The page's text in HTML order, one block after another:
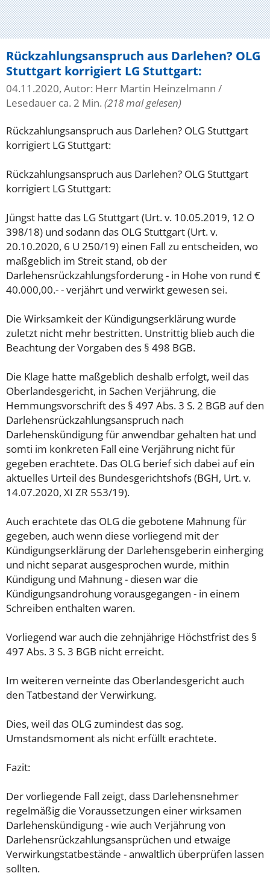
Rückzahlungsanspruch aus Darlehen? OLG
Stuttgart korrigiert LG Stuttgart:
04.11.2020, Autor: Herr Martin Heinzelmann /
Lesedauer ca. 2 Min. (218 mal gelesen)
Rückzahlungsanspruch aus Darlehen? OLG Stuttgart
korrigiert LG Stuttgart:
Rückzahlungsanspruch aus Darlehen? OLG Stuttgart
korrigiert LG Stuttgart:
Jüngst hatte das LG Stuttgart (Urt. v. 10.05.2019, 12 O
398/18) und sodann das OLG Stuttgart (Urt. v.
20.10.2020, 6 U 250/19) einen Fall zu entscheiden, wo
maßgeblich im Streit stand, ob der
Darlehensrückzahlungsforderung - in Hohe von rund €
40.000,00.- - verjährt und verwirkt gewesen sei.
Die Wirksamkeit der Kündigungserklärung wurde
zuletzt nicht mehr bestritten. Unstrittig blieb auch die
Beachtung der Vorgaben des § 498 BGB.
Die Klage hatte maßgeblich deshalb erfolgt, weil das
Oberlandesgericht, in Sachen Verjährung, die
Hemmungsvorschrift des § 497 Abs. 3 S. 2 BGB auf den
Darlehensrückzahlungsanspruch nach
Darlehenskündigung für anwendbar gehalten hat und
somti im konkreten Fall eine Verjährung nicht für
gegeben erachtete. Das OLG berief sich dabei auf ein
aktuelles Urteil des Bundesgerichtshofs (BGH, Urt. v.
14.07.2020, XI ZR 553/19).
Auch erachtete das OLG die gebotene Mahnung für
gegeben, auch wenn diese vorliegend mit der
Kündigungserklärung der Darlehensgeberin einherging
und nicht separat ausgesprochen wurde, mithin
Kündigung und Mahnung - diesen war die
Kündigungsandrohung vorausgegangen - in einem
Schreiben enthalten waren.
Vorliegend war auch die zehnjährige Höchstfrist des §
497 Abs. 3 S. 3 BGB nicht erreicht.
Im weiteren verneinte das Oberlandesgericht auch
den Tatbestand der Verwirkung.
Dies, weil das OLG zumindest das sog.
Umstandsmoment als nicht erfüllt erachtete.
Fazit:
Der vorliegende Fall zeigt, dass Darlehensnehmer
regelmäßig die Voraussetzungen einer wirksamen
Darlehenskündigung - wie auch Verjährung von
Darlehensrückzahlungsansprüchen und etwaige
Verwirkungstatbestände - anwaltlich überprüfen lassen
sollten.